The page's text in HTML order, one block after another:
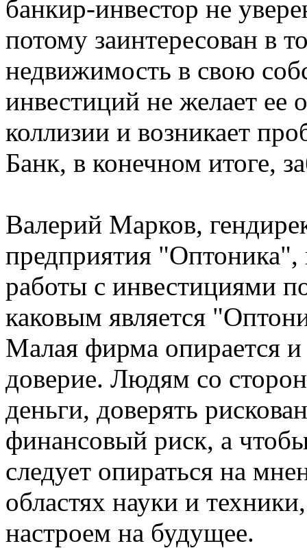
банкир-инвестор не
потому заинтересован в
недвижимость в свою
инвестиций не желает ее
коллизии и возникает
Банк, в конечном итоге,
Валерий Марков,
предприятия
работы с инвестициями
каковым является
Малая фирма опирается и
доверие. Людям со
деньги, доверять
финансовый риск, а
следует опираться на
областях науки и
настроем на будущее.